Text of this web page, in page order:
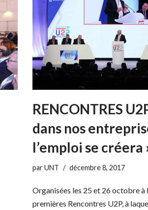
RENCONTRES
dans nos
l’emploi se créera
parUNT décembre 8, 2017
Organisées les 25 et 26 octobre à
premières Rencontres U2P, à